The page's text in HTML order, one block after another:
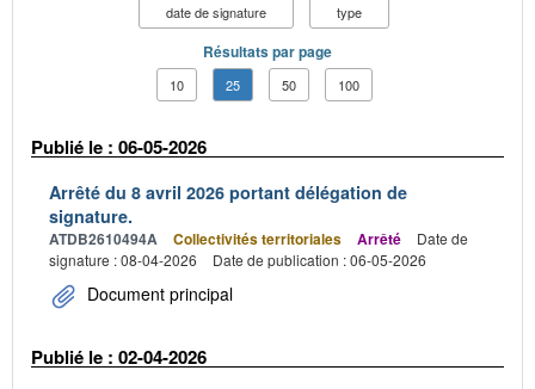
date de signature
type
Résultats par page
10 25 50 100
Publié le : 06-05-2026
Arrêté du 8 avril 2026 portant délégation de
signature.
ATDB2610494A Collectivités territoriales Arrêté
Date de
signature : 08-04-2026
Date de publication : 06-05-2026
Document principal
Publié le : 02-04-2026